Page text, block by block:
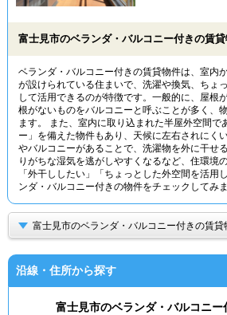
物件特集か
TOP
富士見市のベランダ・バルコニー付きの賃
ベランダ・バルコニー付きの賃貸物件は、室内
が設けられている住まいで、洗濯や換気、ちょ
して活用できるのが特徴です。一般的に、屋根
根がないものをバルコニーと呼ぶことが多く、
ます。 また、室内に取り込まれた半屋外空間で
ー」を備えた物件もあり、天候に左右されにく
やバルコニーがあることで、洗濯物を外に干せ
りがちな湿気を逃がしやすくなるなど、住環境
「外干ししたい」「ちょっとした外空間を活用
ンダ・バルコニー付きの物件をチェックしてみま
富士見市のベランダ・バルコニー付きの賃
沿線・住所から探す
富士見市のベランダ・バルコニー